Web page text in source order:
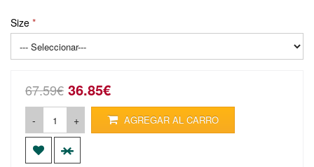
Size
67.59€ 36.85€
- + AGREGAR AL CARRO